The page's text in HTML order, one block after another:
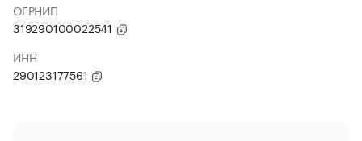
ОГРНИП
319290100022541
ИНН
290123177561